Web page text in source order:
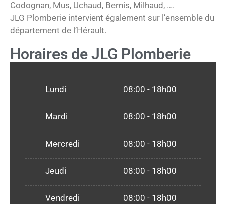
Codognan, Mus, Uchaud, Bernis, Milhaud, ….
JLG Plomberie intervient également sur l’ensemble du
département de l’Hérault.
Horaires de JLG Plomberie
Lundi 08:00 - 18h00
Mardi 08:00 - 18h00
Mercredi 08:00 - 18h00
Jeudi 08:00 - 18h00
Vendredi 08:00 - 18h00